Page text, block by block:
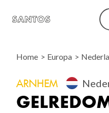
Home Europa
ARNHEM